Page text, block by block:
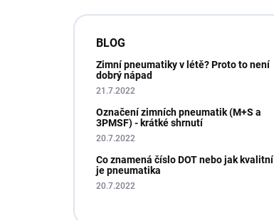
BLOG
Zimní pneumatiky v létě? Proto to není
dobrý nápad
21.7.2022
Označení zimních pneumatik (M+S a
3PMSF) - krátké shrnutí
20.7.2022
Co znamená číslo DOT nebo jak kvalitní
je pneumatika
20.7.2022